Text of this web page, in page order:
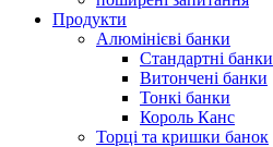
Продукти
Алюмінієві банки
Стандартні банки
Витончені банки
Тонкі банки
Король Канс
Торці та кришки банок